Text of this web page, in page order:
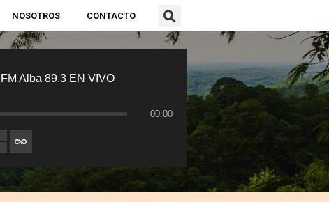
NOSOTROS CONTACTO
FM Alba 89.3 EN VIVO
00:00